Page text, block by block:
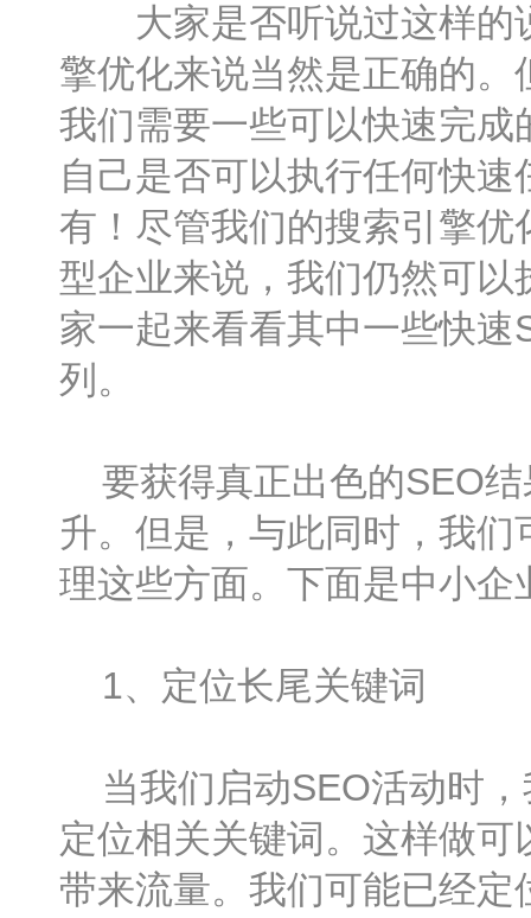
大家是否听说过这样的说
擎优化来说当然是正确的
我们需要一些可以快速完
自己是否可以执行任何快
有！尽管我们的搜索引擎
型企业来说，我们仍然可
家一起来看看其中一些快
列。
要获得真正出色的SEO结
升。但是，与此同时，我
理这些方面。下面是中小
1、定位长尾关键词
当我们启动SEO活动时，
定位相关关键词。这样做
带来流量。我们可能已经